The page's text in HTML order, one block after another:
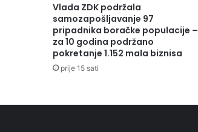
Vlada ZDK podržala
samozapošljavanje 97
pripadnika boračke populacije –
za 10 godina podržano
pokretanje 1.152 mala biznisa
prije 15 sati